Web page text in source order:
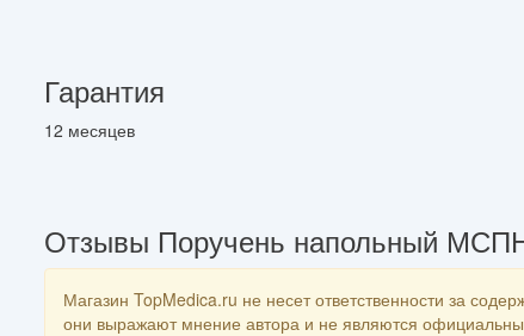
Гарантия
12 месяцев
Отзывы Поручень напольный
Магазин TopMedica.ru не несет ответственности за
они выражают мнение автора и не являются